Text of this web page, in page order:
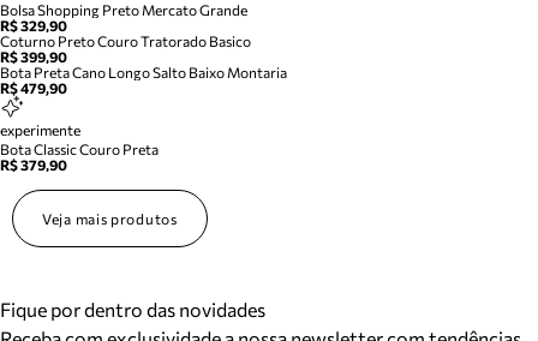
Bolsa Shopping Preto Mercato Grande
R$ 329,90
Coturno Preto Couro Tratorado Basico
R$ 399,90
Bota Preta Cano Longo Salto Baixo Montaria
R$ 479,90
experimente
Bota Classic Couro Preta
R$ 379,90
Veja mais produtos
Fique por dentro das novidades